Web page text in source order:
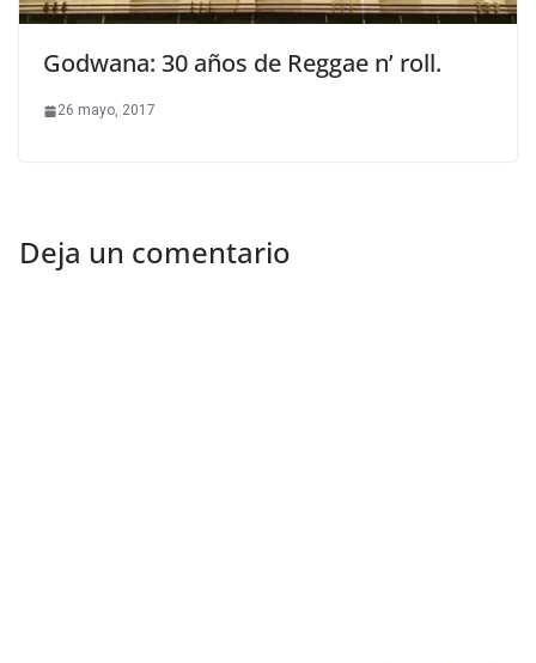
Godwana: 30 años de Reggae n’ roll.
26 mayo, 2017
Deja un comentario